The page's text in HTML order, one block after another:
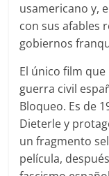
usamericano y,
con sus afables
gobiernos
El único film
guerra civil
Bloqueo. Es de
Dieterle y
un fragmento
película,